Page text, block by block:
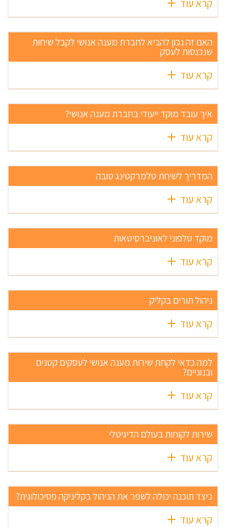
קרא עוד
האם זה נכון להביא לחברת מענה אנושי לקבל שיחות
שנכנסות לעסק
קרא עוד
איך עובד מוקד ייעודי בחברת מענה אנושי?
קרא עוד
המדריך לשיחת טלמרקטינג טובה
קרא עוד
מוקד טלפוני לאוניברסיטאות
קרא עוד
ניהול תורים בקליק
קרא עוד
למה כדאי לקחת שירות מענה אנושי לעסקים קטנים
ובנוניים?
קרא עוד
שירות לקוחות בעולם הדיגיטלי
קרא עוד
כיצד תוכנה יכולה לשפר את הניהול בקליניקה פסיכולוגית?
קרא עוד